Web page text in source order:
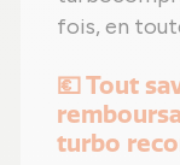
fois, en
💶 Tout
turbo